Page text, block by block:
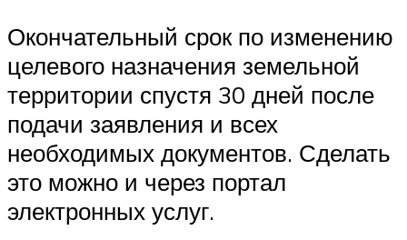
Окончательный срок по изменению
целевого назначения земельной
территории спустя 30 дней после
подачи заявления и всех
необходимых документов. Сделать
это можно и через портал
электронных услуг.